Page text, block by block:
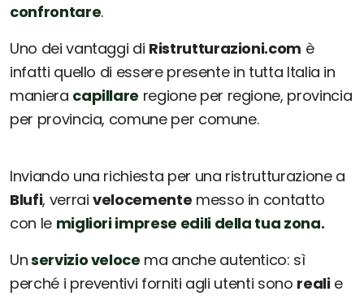
confrontare.
Uno dei vantaggi di Ristrutturazioni.com è
infatti quello di essere presente in tutta Italia in
maniera capillare regione per regione, provincia
per provincia, comune per comune.
Inviando una richiesta per una ristrutturazione a
Blufi, verraivelocemente messo in contatto
con le migliori imprese edili della tua zona.
Unservizio veloce ma anche autentico: sì
perché i preventivi forniti agli utenti sono realie